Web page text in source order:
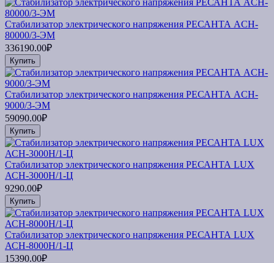
Стабилизатор электрического напряжения РЕСАНТА ACH-
80000/3-ЭМ
336190.00₽
Купить
Стабилизатор электрического напряжения РЕСАНТА ACH-
9000/3-ЭМ
59090.00₽
Купить
Стабилизатор электрического напряжения РЕСАНТА LUX
АСН-3000Н/1-Ц
9290.00₽
Купить
Стабилизатор электрического напряжения РЕСАНТА LUX
АСН-8000Н/1-Ц
15390.00₽